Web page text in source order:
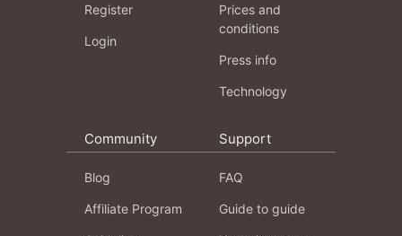
Register
Login
Prices and
conditions
Press info
Technology
Community
Blog
Affiliate Program
Support
FAQ
Guide to guide